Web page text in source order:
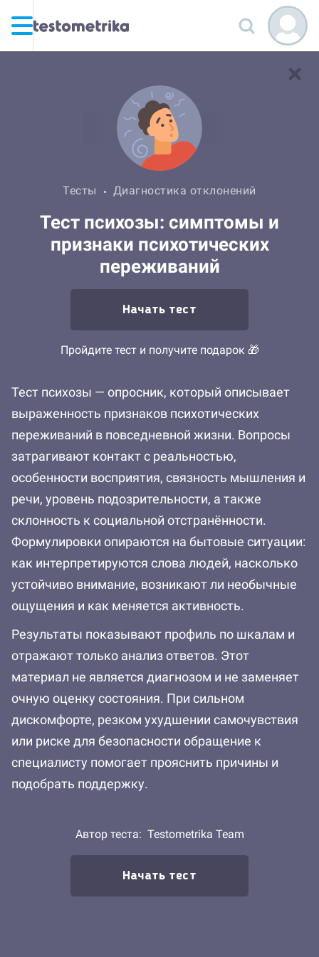
Тесты Диагностика отклонений
Тест психозы: симптомы и
признаки психотических
переживаний
Начать тест
Пройдите тест и получите подарок 🎁
Тест психозы — опросник, который описывает
выраженность признаков психотических
переживаний в повседневной жизни. Вопросы
затрагивают контакт с реальностью,
особенности восприятия, связность мышления и
речи, уровень подозрительности, а также
склонность к социальной отстранённости.
Формулировки опираются на бытовые ситуации:
как интерпретируются слова людей, насколько
устойчиво внимание, возникают ли необычные
ощущения и как меняется активность.
Результаты показывают профиль по шкалам и
отражают только анализ ответов. Этот
материал не является диагнозом и не заменяет
очную оценку состояния. При сильном
дискомфорте, резком ухудшении самочувствия
или риске для безопасности обращение к
специалисту помогает прояснить причины и
подобрать поддержку.
Автор теста: Testometrika Team
Начать тест